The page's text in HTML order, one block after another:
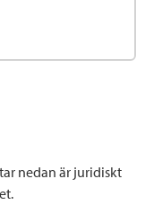
nedan är juridiskt